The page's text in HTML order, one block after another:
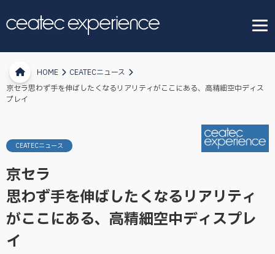
HOME
CEATECニュース
京セラ思わず手を伸ばしたくなるリアリティがここにある、高精細空中ディス
プレイ
CEATECニュース
京セラ
思わず手を伸ばしたくなるリアリティ
がここにある、高精細空中ディスプレ
イ